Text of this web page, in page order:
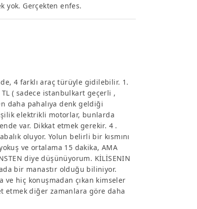
yok. Gerçekten enfes.
4 farklı araç türüyle gidilebilir. 1.
( sadece istanbulkart geçerli ,
daha pahalıya denk geldiği
elektrikli motorlar, bunlarda
var. Dikkat etmek gerekir. 4 .
oluyor. Yolun belirli bir kısmını
ve ortalama 15 dakika, AMA
diye düşünüyorum. KİLİSENIN
bir manastır olduğu biliniyor.
ve hiç konuşmadan çıkan kimseler
etmek diğer zamanlara göre daha